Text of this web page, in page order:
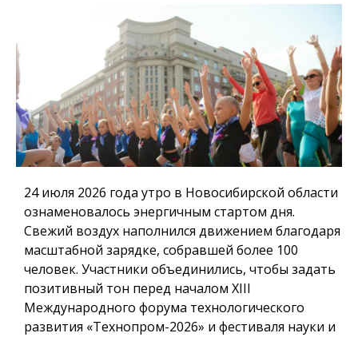
24 июля 2026 года утро в Новосибирской области
ознаменовалось энергичным стартом дня.
Свежий воздух наполнился движением благодаря
масштабной зарядке, собравшей более 100
человек. Участники объединились, чтобы задать
позитивный тон перед началом XIII
Международного форума технологического
развития «Технопром-2026» и фестиваля науки и